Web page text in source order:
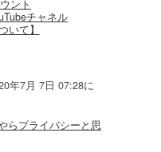
いて】
年7月 7日 07:28に
らプライバシーと思